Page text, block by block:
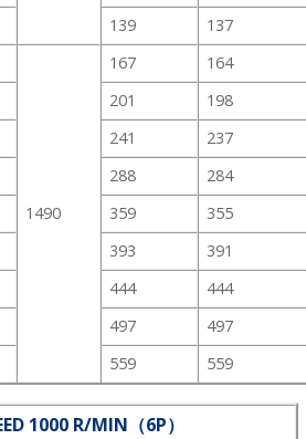
139
137
1490
167
164
201
198
241
237
288
284
359
355
393
391
444
444
497
497
559 559
1000 R/MIN（6P）